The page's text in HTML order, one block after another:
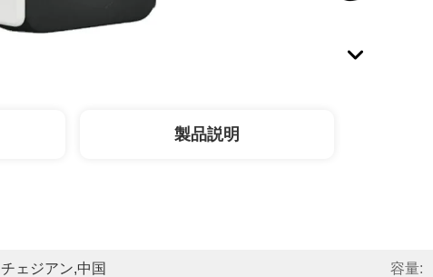
製品説明
チェジアン,中国 容量: